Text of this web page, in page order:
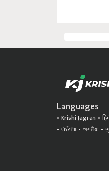
Languages
Krishi Jagran
ଓଡିଆ
অসমীয়া